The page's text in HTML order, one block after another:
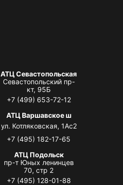
АТЦ Севастопольская
Севастопольский пр-
кт, 95Б
+7 (499) 653-72-12
АТЦ Варшавское ш
ул. Котляковская, 1Ас2
+7 (495) 182-17-65
АТЦ Подольск
пр-т Юных ленинцев
70, стр 2
+7 (495) 128-01-88